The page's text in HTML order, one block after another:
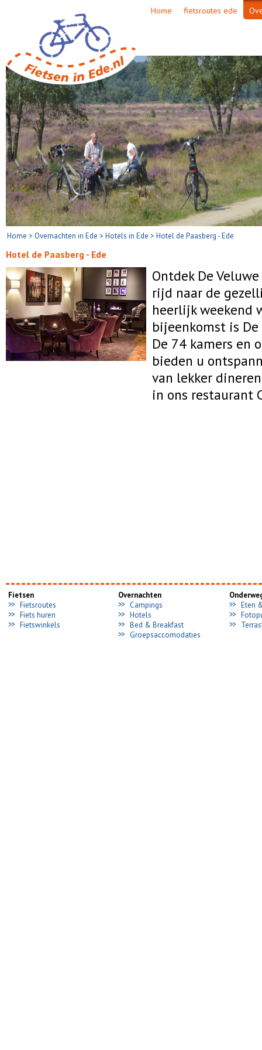
Home fietsroutes ede
Home > Overnachten in Ede > Hotels in Ede > Hotel de Paasberg - Ede
Hotel de Paasberg - Ede
Ontdek De
rijd naar de
heerlijk weekend
bijeenkomst is
De 74 kamers en
bieden u
van lekker
in ons restaurant
Fietsen
Fietsroutes
Fiets huren
Fietswinkels
Overnachten
Campings
Hotels
Bed & Breakfast
Groepsaccomodaties
Eten